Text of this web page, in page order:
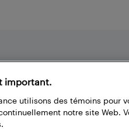
Buy
Best Buy. Vous pouvez
important.
utilisons des témoins pour
notre site Web.